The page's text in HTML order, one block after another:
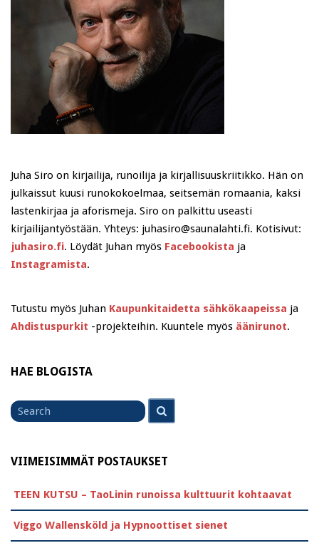
Juha Siro on kirjailija, runoilija ja kirjallisuuskriitikko. Hän on
julkaissut kuusi runokokoelmaa, seitsemän romaania, kaksi
lastenkirjaa ja aforismeja. Siro on palkittu useasti
kirjailijantyöstään. Yhteys: juhasiro@saunalahti.fi. Kotisivut:
juhasiro.fi. Löydät Juhan myös Facebookista ja
Instagramista.
Tutustu myös Juhan Kaupunkitaidetta sähkökaapeissa ja
Ahdistuspurkit -projekteihin. Kuuntele myös äänirunot.
HAE BLOGISTA
Search
for
VIIMEISIMMÄT POSTAUKSET
TEEN KUTSU – TaoLinin runoissa kulttuurit kohtaavat
Viggo Wallensköld ja Hypnoottiset sienet